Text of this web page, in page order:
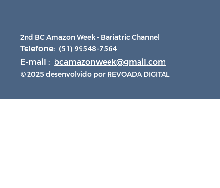
2nd BC Amazon Week - Bariatric Channel
Telefone: (51) 99548-7564
E-mail : bcamazonweek@gmail.com
© 2025 desenvolvido por REVOADA DIGITAL